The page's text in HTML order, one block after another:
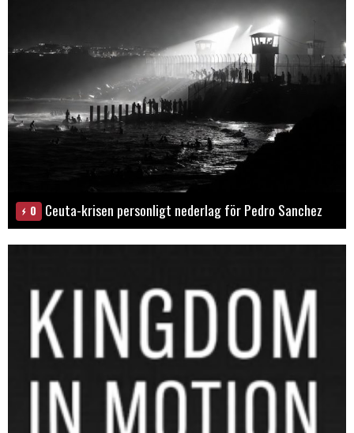
0 Ceuta-krisen personligt nederlag för Pedro Sanchez